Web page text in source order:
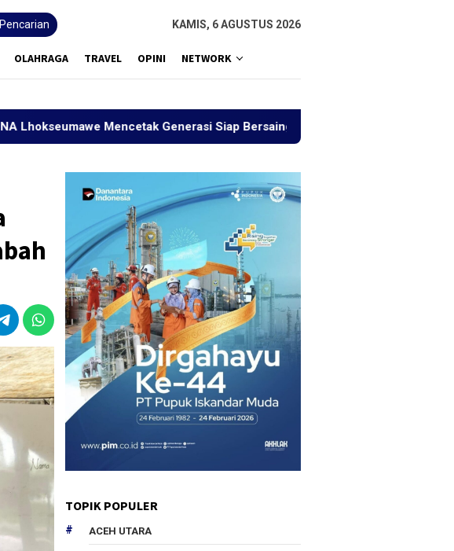
Pencarian KAMIS, 6 AGUSTUS 2026
OLAHRAGA TRAVEL OPINI NETWORK
Mencetak Generasi Siap Bersaing Sejauh Mana Indonesia Emas
TOPIK POPULER
ACEH UTARA